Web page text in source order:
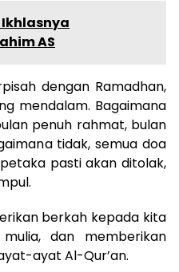
AS
dengan Ramadhan,
mendalam. Bagaimana
penuh rahmat, bulan
tidak, semua doa
pasti akan ditolak,
berkah kepada kita
dan memberikan
ayat Al-Qur’an.